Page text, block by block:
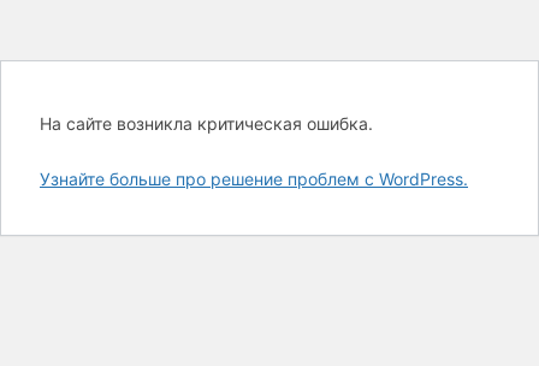
На сайте возникла критическая ошибка.
Узнайте больше про решение проблем с WordPress.